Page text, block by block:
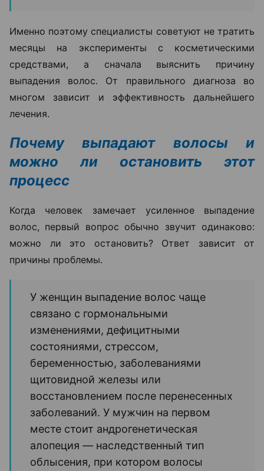
Именно поэтому специалисты советуют не тратить
месяцы на эксперименты с косметическими
средствами, а сначала выяснить причину
выпадения волос. От правильного диагноза во
многом зависит и эффективность дальнейшего
лечения.
Почему выпадают волосы и
можно ли остановить этот
процесс
Когда человек замечает усиленное выпадение
волос, первый вопрос обычно звучит одинаково:
можно ли это остановить? Ответ зависит от
причины проблемы.
У женщин выпадение волос чаще
связано с гормональными
изменениями, дефицитными
состояниями, стрессом,
беременностью, заболеваниями
щитовидной железы или
восстановлением после перенесенных
заболеваний. У мужчин на первом
месте стоит андрогенетическая
алопеция — наследственный тип
облысения, при котором волосы